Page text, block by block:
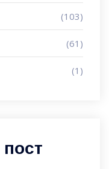
(103)
(61)
(1)